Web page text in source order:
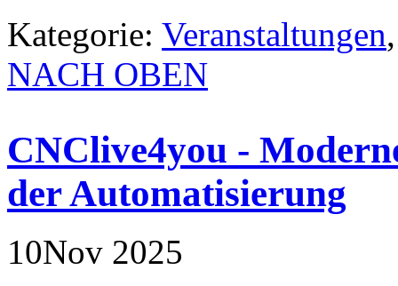
Kategorie: Veranstaltungen
NACH OBEN
CNClive4you -
der Automatisierung
10Nov 2025